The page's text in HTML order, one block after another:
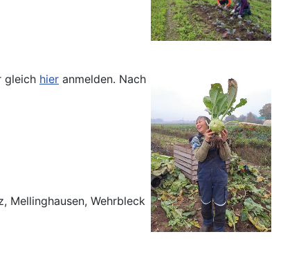
gleich hier anmelden. Nach
Mellinghausen, Wehrbleck